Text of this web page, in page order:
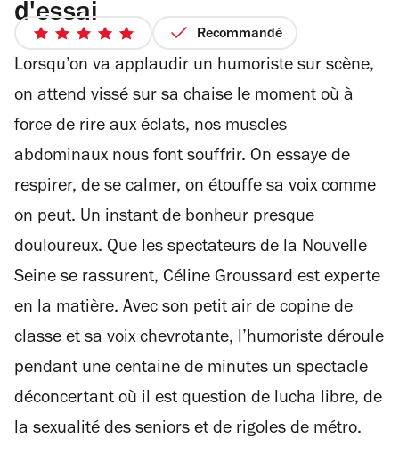
d'essai
5
sur
5
Recommandé
Lorsqu’on va applaudir un humoriste sur scène,
on attend vissé sur sa chaise le moment où à
force de rire aux éclats, nos muscles
abdominaux nous font souffrir. On essaye de
respirer, de se calmer, on étouffe sa voix comme
on peut. Un instant de bonheur presque
douloureux. Que les spectateurs de la Nouvelle
Seine se rassurent, Céline Groussard est experte
en la matière. Avec son petit air de copine de
classe et sa voix chevrotante, l’humoriste déroule
pendant une centaine de minutes un spectacle
déconcertant où il est question de lucha libre, de
la sexualité des seniors et de rigoles de métro.